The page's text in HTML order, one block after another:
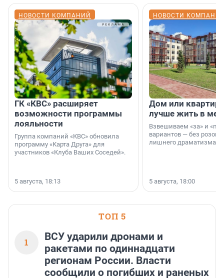
НОВОСТИ КОМПАНИЙ
ГК «КВС» расширяет
возможности программы
лояльности
Группа компаний «КВС» обновила
программу «Карта Друга» для
участников «Клуба Ваших Соседей».
5 августа, 18:13
НОВОСТИ
Дом или
лучше жить в
Взвешиваем «за» и
вариантов — без
лишнего драматизма.
5 августа, 18:00
ТОП 5
1
ВСУ ударили дронами и
ракетами по одиннадцати
регионам России. Власти
сообщили о погибших и раненых